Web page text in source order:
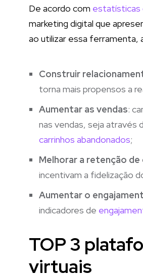
De acordo com estatísticas
marketing digital que
ao utilizar essa ferramenta,
Construir
torna mais propensos a
Aumentar as vendas:
nas vendas, seja através
carrinhos abandonados;
Melhorar a retenção
incentivam a fidelização
Aumentar o
indicadores de
TOP 3
virtuais